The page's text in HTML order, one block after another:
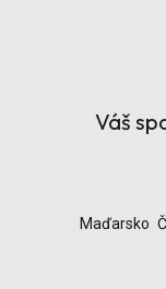
Váš
Maďarsko